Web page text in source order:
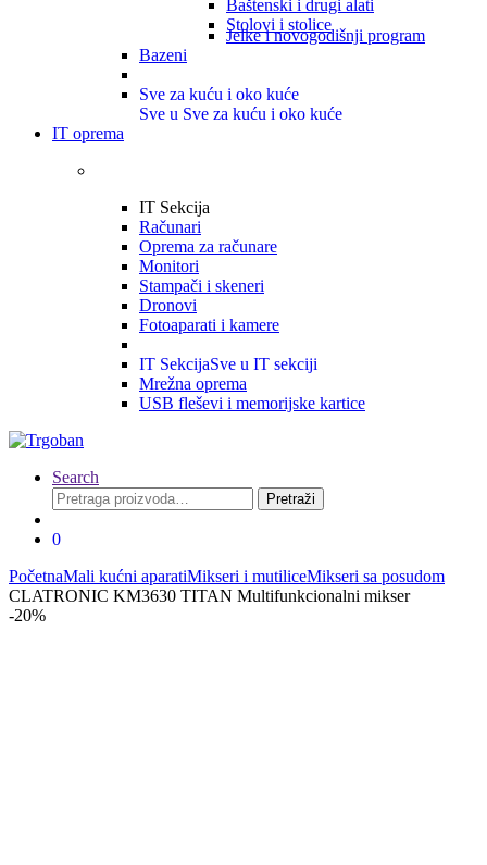
Baštenski i drugi alati
Stolovi i stolice
Jelke i novogodišnji program
Bazeni
Sve za kuću i oko kuće
Sve u Sve za kuću i oko kuće
IT oprema
IT Sekcija
Računari
Oprema za računare
Monitori
Stampači i skeneri
Dronovi
Fotoaparati i kamere
IT SekcijaSve u IT sekciji
Mrežna oprema
USB fleševi i memorijske kartice
Search
Pretraga
za:
Pretraži
0
PočetnaMali kućni aparatiMikseri i mutiliceMikseri sa posudom
CLATRONIC KM3630 TITAN Multifunkcionalni mikser
-20%